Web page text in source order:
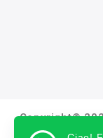
Copyright©